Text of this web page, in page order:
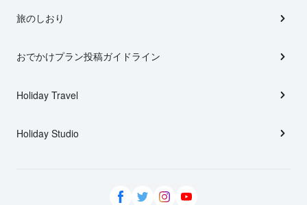
旅のしおり
おでかけプラン投稿ガイドライン
Holiday Travel
Holiday Studio